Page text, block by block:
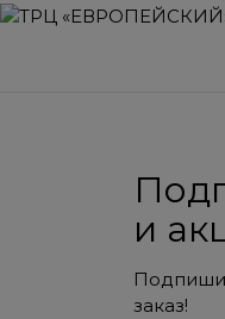
и
заказ!